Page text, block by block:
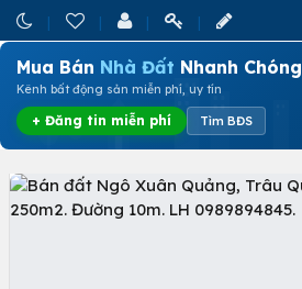
Mua Bán Nhà Đất Nhanh Chóng
Kênh bất động sản miễn phí, uy tín
+ Đăng tin miễn phí Tìm BĐS